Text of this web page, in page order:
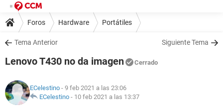
Foros Hardware Portátiles
Tema Anterior Siguiente Tema
Lenovo T430 no da imagen Cerrado
ECelestino - 9 feb 2021 a las 23:06
ECelestino - 10 feb 2021 a las 13:37